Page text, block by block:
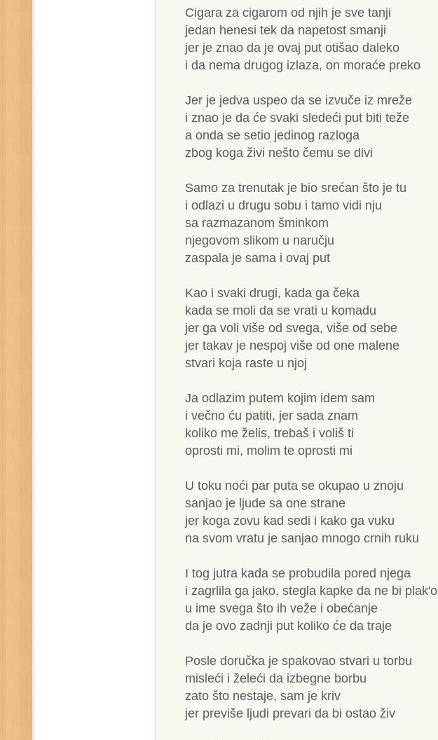
Cigara za cigarom od njih je sve tanji
jedan henesi tek da napetost smanji
jer je znao da je ovaj put otišao daleko
i da nema drugog izlaza, on moraće preko
Jer je jedva uspeo da se izvuče iz mreže
i znao je da će svaki sledeći put biti teže
a onda se setio jedinog razloga
zbog koga živi nešto čemu se divi
Samo za trenutak je bio srećan što je tu
i odlazi u drugu sobu i tamo vidi nju
sa razmazanom šminkom
njegovom slikom u naručju
zaspala je sama i ovaj put
Kao i svaki drugi, kada ga čeka
kada se moli da se vrati u komadu
jer ga voli više od svega, više od sebe
jer takav je nespoj više od one malene
stvari koja raste u njoj
Ja odlazim putem kojim idem sam
i večno ću patiti, jer sada znam
koliko me želis, trebaš i voliš ti
oprosti mi, molim te oprosti mi
U toku noći par puta se okupao u znoju
sanjao je ljude sa one strane
jer koga zovu kad sedi i kako ga vuku
na svom vratu je sanjao mnogo crnih ruku
I tog jutra kada se probudila pored njega
i zagrlila ga jako, stegla kapke da ne bi plak'o
u ime svega što ih veže i obećanje
da je ovo zadnji put koliko će da traje
Posle doručka je spakovao stvari u torbu
misleći i želeći da izbegne borbu
zato što nestaje, sam je kriv
jer previše ljudi prevari da bi ostao živ